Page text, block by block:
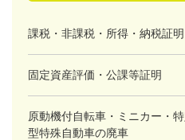
課税・非課税・所得・納税証明
固定資産評価・公課等証明
原動機付自転車・ミニカー・
型特殊自動車の廃車